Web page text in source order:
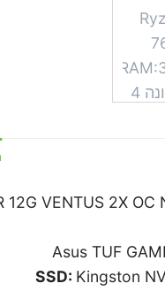
12G VENTUS 2X
Asus TUF
Kingston